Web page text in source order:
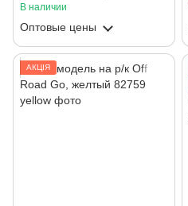
В наличии
Оптовые цены
АКЦІЯ